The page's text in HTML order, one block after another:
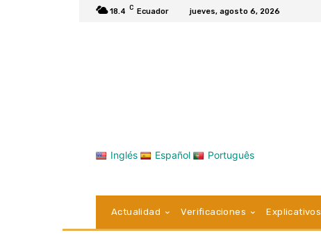
18.4 C Ecuador jueves, agosto 6, 2026
Inglés Español Português
Actualidad Verificaciones Explicativos